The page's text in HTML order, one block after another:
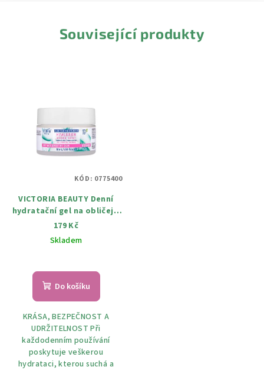
Související produkty
VICTORIA BEAUTY Denní
hydratační gel na obličej s
hyaluronem a Aloe Vera pro
suchou až citlivou plet' 50
ml.
179 Kč
Skladem
Do košíku
KRÁSA, BEZPEČNOST A
UDRŽITELNOST Při
každodenním používání
poskytuje veškerou
hydrataci, kterou suchá a
KÓD: 0775400